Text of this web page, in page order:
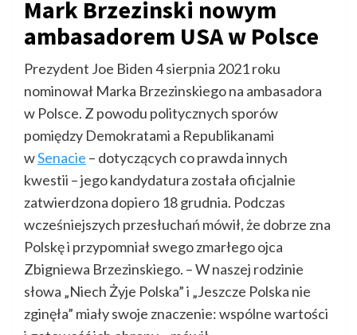
Mark Brzezinski nowym
ambasadorem USA w Polsce
Prezydent Joe Biden 4 sierpnia 2021 roku
nominował Marka Brzezinskiego na ambasadora
w Polsce. Z powodu politycznych sporów
pomiędzy Demokratami a Republikanami
wSenacie – dotyczących co prawda innych
kwestii – jego kandydatura została oficjalnie
zatwierdzona dopiero 18 grudnia. Podczas
wcześniejszych przesłuchań mówił, że dobrze zna
Polskę i przypomniał swego zmarłego ojca
Zbigniewa Brzezinskiego. – W naszej rodzinie
słowa „Niech Żyje Polska” i „Jeszcze Polska nie
zginęła” miały swoje znaczenie: wspólne wartości